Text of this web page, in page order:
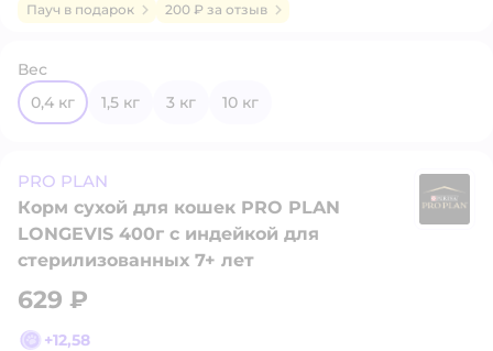
Пауч в подарок 200 ₽ за отзыв
Вес
0,4 кг
1,5 кг 3 кг 10 кг
PRO PLAN
Корм сухой для кошек PRO PLAN
LONGEVIS 400г с индейкой для
стерилизованных 7+ лет
629 ₽
+12,58